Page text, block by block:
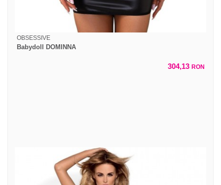
OBSESSIVE
Babydoll DOMINNA
304,13 RON